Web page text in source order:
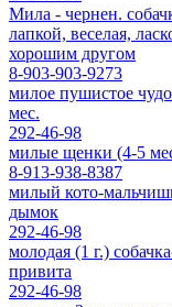
Мила - чернен.
лапкой, веселая,
хорошим другом
8-903-903-9273
милое пушистое
мес.
292-46-98
милые щенки (4-5
8-913-938-8387
милый кото-
дымок
292-46-98
молодая (1 г.)
привита
292-46-98